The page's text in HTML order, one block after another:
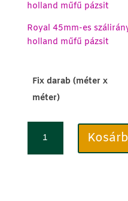
holland műfű pázsit
Royal 45mm-es
holland műfű pázsit
Fix darab (méter x
méter)
Grass
®